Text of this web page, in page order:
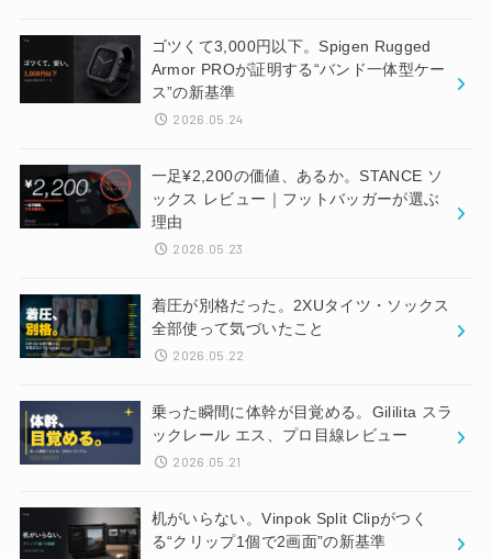
ゴツくて3,000円以下。Spigen Rugged
Armor PROが証明する“バンド一体型ケー
ス”の新基準
2026.05.24
一足¥2,200の価値、あるか。STANCE ソ
ックス レビュー｜フットバッガーが選ぶ
理由
2026.05.23
着圧が別格だった。2XUタイツ・ソックス
全部使って気づいたこと
2026.05.22
乗った瞬間に体幹が目覚める。Gililita スラ
ックレール エス、プロ目線レビュー
2026.05.21
机がいらない。Vinpok Split Clipがつく
る“クリップ1個で2画面”の新基準